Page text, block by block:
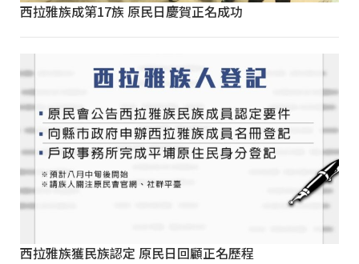
西拉雅族成第17族 原民日慶賀正名成功
西拉雅族獲民族認定 原民日回顧正名歷程